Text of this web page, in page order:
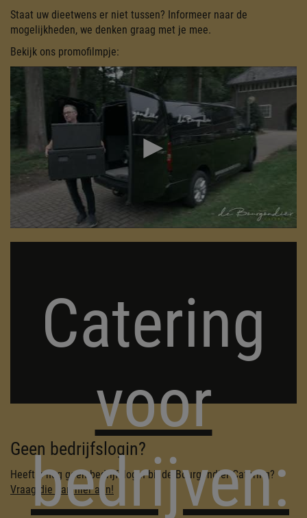
Staat uw dieetwens er niet tussen? Informeer naar de
mogelijkheden, we denken graag met je mee.
Bekijk ons promofilmpje:
Catering
voor
bedrijven:
Geen bedrijfslogin?
Heeft u nog geen bedrijfslogin bij de Bourgondiër Catering?
Vraag die dan hier aan!